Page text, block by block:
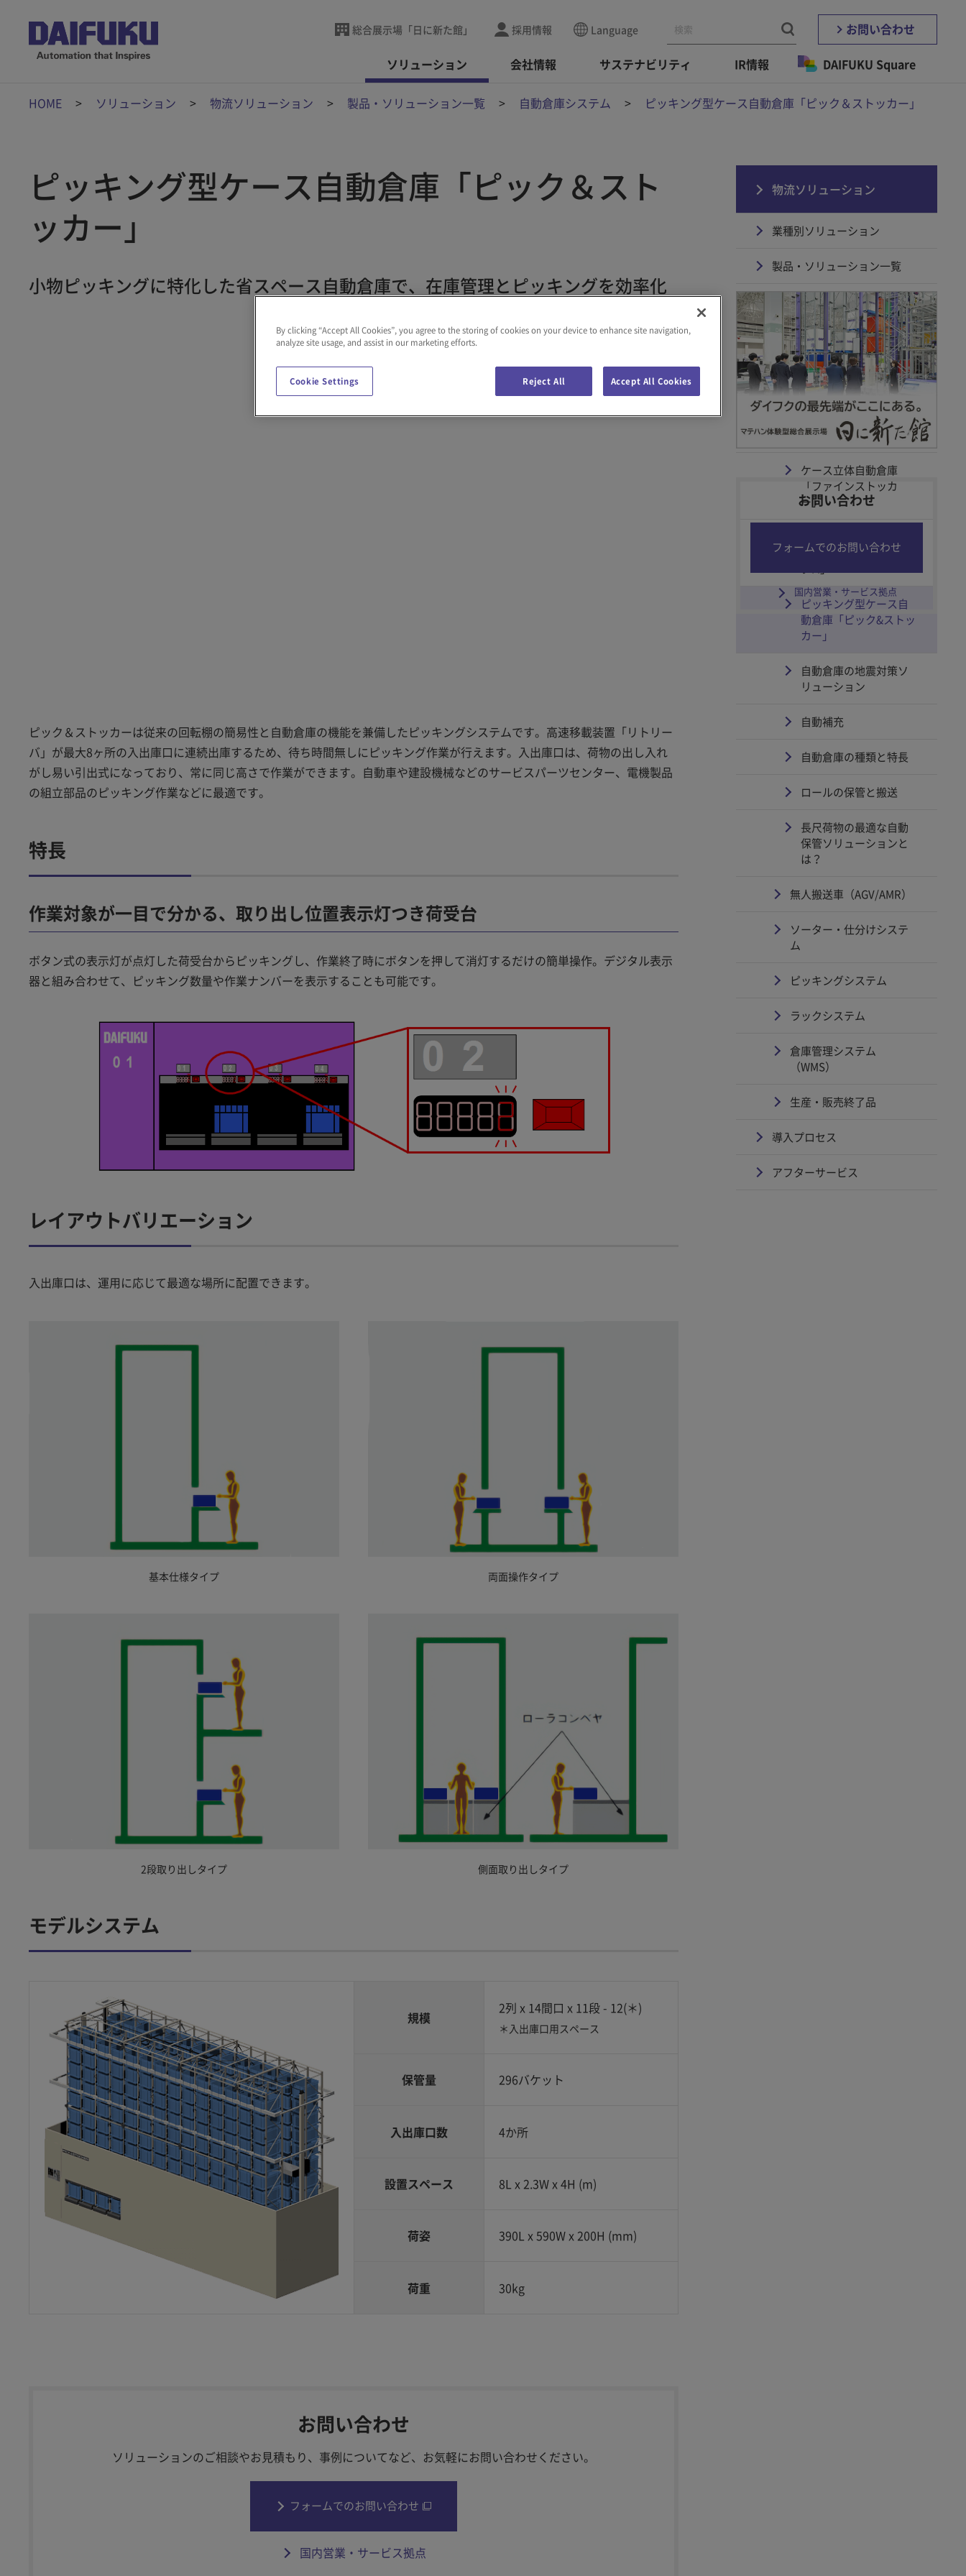
総合展示場「日に新た館」 採用情報 Language お問い合わせ
ソリューション 会社情報 サステナビリティ IR情報 DAIFUKU Square
HOME ソリューション 物流ソリューション 製品・ソリューション一覧 自動倉庫システム ピッキング型ケース自動倉庫「ピック＆ストッカー」
ピッキング型ケース自動倉庫「ピック＆スト
ッカー」
小物ピッキングに特化した省スペース自動倉庫で、在庫管理とピッキングを効率化
ピック＆ストッカーは従来の回転棚の簡易性と自動倉庫の機能を兼備したピッキングシステムです。高速移載装置「リトリー
バ」が最大8ヶ所の入出庫口に連続出庫するため、待ち時間無しにピッキング作業が行えます。入出庫口は、荷物の出し入れ
がし易い引出式になっており、常に同じ高さで作業ができます。自動車や建設機械などのサービスパーツセンター、電機製品
の組立部品のピッキング作業などに最適です。
特長
作業対象が一目で分かる、取り出し位置表示灯つき荷受台
ボタン式の表示灯が点灯した荷受台からピッキングし、作業終了時にボタンを押して消灯するだけの簡単操作。デジタル表示
器と組み合わせて、ピッキング数量や作業ナンバーを表示することも可能です。
レイアウトバリエーション
入出庫口は、運用に応じて最適な場所に配置できます。
基本仕様タイプ 両面操作タイプ
2段取り出しタイプ 側面取り出しタイプ
モデルシステム
規模
2列 x 14間口 x 11段 - 12(＊)
＊入出庫口用スペース
保管量 296バケット
入出庫口数 4か所
設置スペース 8L x 2.3W x 4H (m)
荷姿 390L x 590W x 200H (mm)
荷重 30kg
お問い合わせ
ソリューションのご相談やお見積もり、 事例についてなど、お気軽にお問い合わせください。
フォームでのお問い合わせ
国内営業・サービス拠点
物流ソリューション
業種別ソリューション
製品・ソリューション一覧
自動倉庫システム
パレット立体自動倉庫
「コンパクトシステ
ム」
超高密度パレット自動
倉庫「シャトルラック
D3」
ケース立体自動倉庫
「ファインストッカ
ー」
ステム「シャトルラッ
ピッキング型ケース自
動倉庫「ピック&ストッ
カー」
自動倉庫の地震対策ソ
リューション
自動補充
自動倉庫の種類と特長
ロールの保管と搬送
長尺荷物の最適な自動
保管ソリューションと
は？
無人搬送車（AGV/AMR）
ソーター・仕分けシステ
ム
ピッキングシステム
ラックシステム
倉庫管理システム
（WMS）
生産・販売終了品
導入プロセス
アフターサービス
お問い合わせ
フォームでのお問い合わせ
国内営業・サービス拠点
By clicking “Accept All Cookies”, you agree to the storing of cookies on your device to enhance site navigation,
analyze site usage, and assist in our marketing efforts.
Cookie Settings Reject All Accept All Cookies